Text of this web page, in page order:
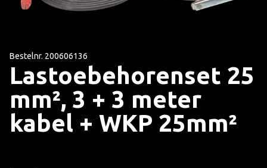
Bestelnr. 200606136
Lastoebehorenset 25
mm², 3 + 3 meter
kabel + WKP 25mm²